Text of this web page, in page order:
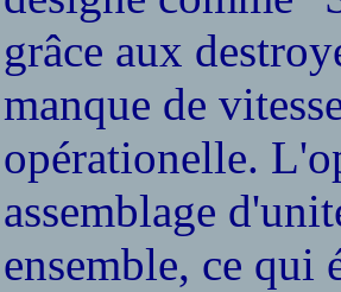
grâce aux
manque de
opérationelle.
assemblage
ensemble, ce qui